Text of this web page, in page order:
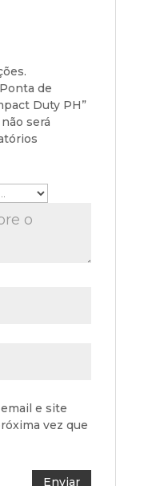
de
Duty PH”
será
e site
vez que